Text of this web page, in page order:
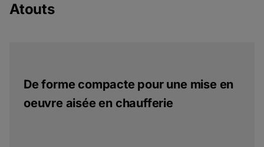
Atouts
De forme compacte pour une mise en
oeuvre aisée en chaufferie